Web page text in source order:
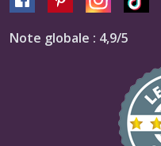
Note globale : 4,9/5